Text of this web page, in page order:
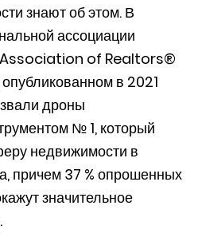
знают об этом. В
ассоциации
Association of Realtors®
в 2021
дроны
№ 1, который
недвижимости в
причем 37 % опрошенных
значительное